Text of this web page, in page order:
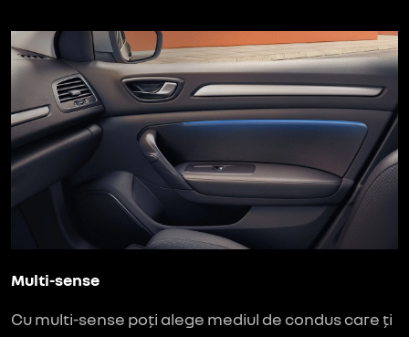
Multi-sense
Cu multi-sense poți alege mediul de condus care ți